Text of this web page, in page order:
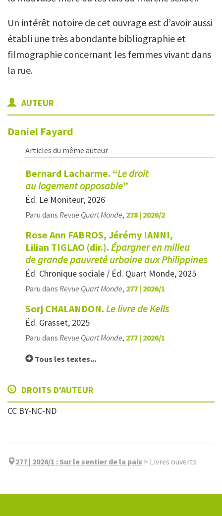
Un intérêt notoire de cet ouvrage est d’avoir aussi
établi une très abondante bibliographie et
filmographie concernant les femmes vivant dans
la rue.
AUTEUR
Daniel Fayard
Articles du même auteur
Bernard Lacharme. “Le droit
au logement opposable”
Éd. Le Moniteur, 2026
Paru dans Revue Quart Monde, 278 | 2026/2
Rose Ann FABROS, Jérémy IANNI,
Lilian TIGLAO (dir.). Épargner en milieu
de grande pauvreté urbaine aux Philippines
Éd. Chronique sociale / Éd. Quart Monde, 2025
Paru dans Revue Quart Monde, 277 | 2026/1
Sorj CHALANDON. Le livre de Kells
Éd. Grasset, 2025
Paru dans Revue Quart Monde, 277 | 2026/1
Tous les textes...
DROITS D'AUTEUR
CC BY-NC-ND
277 | 2026/1 : Sur le sentier de la paix > Livres ouverts